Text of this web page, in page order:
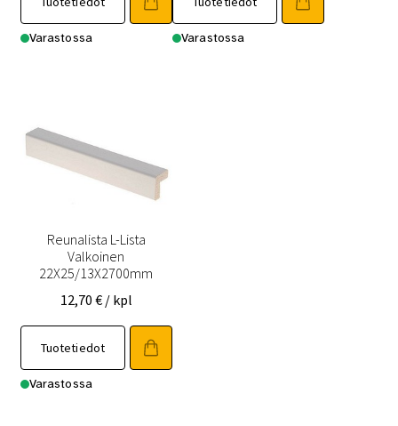
Varastossa Varastossa
Reunalista L-Lista
Valkoinen
22X25/13X2700mm
12,70 € / kpl
Tuotetiedot
Varastossa